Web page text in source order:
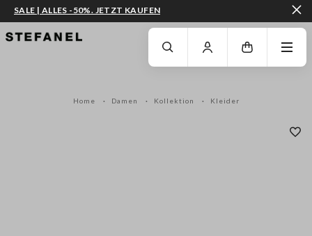
ZUM HAUPTINHALT SPRINGEN GEHEN SIE ZUM ENDE DER SEITE
SALE | ALLES -50%. JETZT KAUFEN
Home Damen Kollektion Kleider